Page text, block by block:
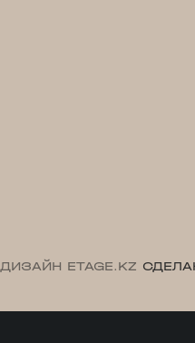
ДИЗАЙН ETAGE.KZ